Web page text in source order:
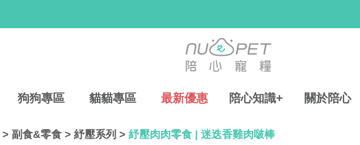
狗狗專區 貓貓專區 最新優惠 陪心知識+ 關於陪心
> 副食&零食 > 紓壓系列 > 紓壓肉肉零食 | 迷迭香雞肉啵棒